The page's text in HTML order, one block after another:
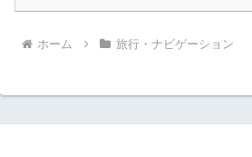
ホーム 旅行・ナビゲーション